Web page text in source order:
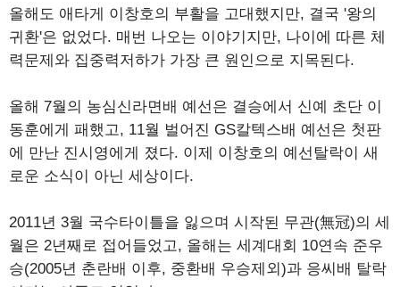
올해도 애타게 이창호의 부활을 고대했지만, 결국 '왕의
귀환'은 없었다. 매번 나오는 이야기지만, 나이에 따른 체
력문제와 집중력저하가 가장 큰 원인으로 지목된다.
올해 7월의 농심신라면배 예선은 결승에서 신예 초단 이
동훈에게 패했고, 11월 벌어진 GS칼텍스배 예선은 첫판
에 만난 진시영에게 졌다. 이제 이창호의 예선탈락이 새
로운 소식이 아닌 세상이다.
2011년 3월 국수타이틀을 잃으며 시작된 무관(無冠)의 세
월은 2년째로 접어들었고, 올해는 세계대회 10연속 준우
승(2005년 춘란배 이후, 중환배 우승제외)과 응씨배 탈락